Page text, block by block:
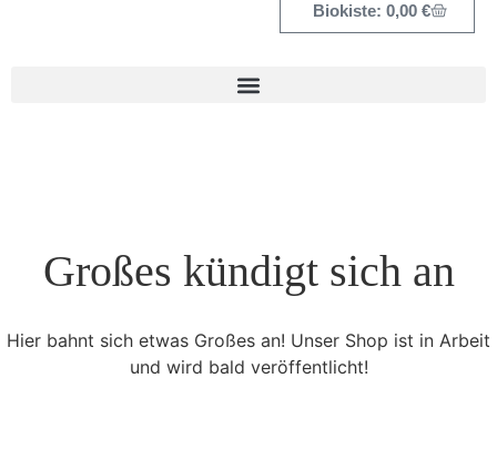
0,00 €
Großes kündigt sich an
Hier bahnt sich etwas Großes an! Unser Shop ist in Arbeit
und wird bald veröffentlicht!